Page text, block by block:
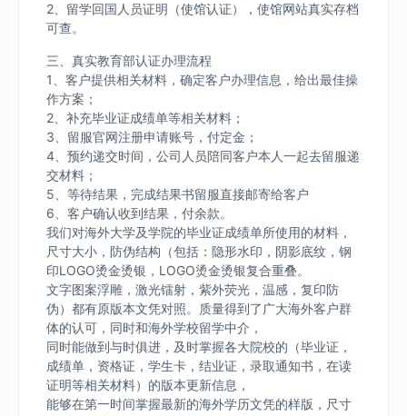
2、留学回国人员证明（使馆认证），使馆网站真实存档
可查。
三、真实教育部认证办理流程
1、客户提供相关材料，确定客户办理信息，给出最佳操
作方案；
2、补充毕业证成绩单等相关材料；
3、留服官网注册申请账号，付定金；
4、预约递交时间，公司人员陪同客户本人一起去留服递
交材料；
5、等待结果，完成结果书留服直接邮寄给客户
6、客户确认收到结果，付余款。
我们对海外大学及学院的毕业证成绩单所使用的材料，
尺寸大小，防伪结构（包括：隐形水印，阴影底纹，钢
印LOGO烫金烫银，LOGO烫金烫银复合重叠。
文字图案浮雕，激光镭射，紫外荧光，温感，复印防
伪）都有原版本文凭对照。质量得到了广大海外客户群
体的认可，同时和海外学校留学中介，
同时能做到与时俱进，及时掌握各大院校的（毕业证，
成绩单，资格证，学生卡，结业证，录取通知书，在读
证明等相关材料）的版本更新信息，
能够在第一时间掌握最新的海外学历文凭的样版，尺寸